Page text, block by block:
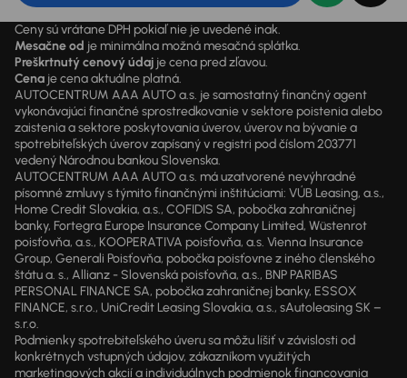
Ceny sú vrátane DPH pokiaľ nie je uvedené inak.
Mesačne od je minimálna možná mesačná splátka.
Preškrtnutý cenový údaj je cena pred zľavou.
Cena je cena aktuálne platná.
AUTOCENTRUM AAA AUTO a.s. je samostatný finančný agent
vykonávajúci finančné sprostredkovanie v sektore poistenia alebo
zaistenia a sektore poskytovania úverov, úverov na bývanie a
spotrebiteľských úverov zapísaný v registri pod číslom 203771
vedený Národnou bankou Slovenska.
AUTOCENTRUM AAA AUTO a.s. má uzatvorené nevýhradné
písomné zmluvy s týmito finančnými inštitúciami: VÚB Leasing, a.s.,
Home Credit Slovakia, a.s., COFIDIS SA, pobočka zahraničnej
banky, Fortegra Europe Insurance Company Limited, Wüstenrot
poisťovňa, a.s., KOOPERATIVA poisťovňa, a.s. Vienna Insurance
Group, Generali Poisťovňa, pobočka poisťovne z iného členského
štátu a. s., Allianz - Slovenská poisťovňa, a.s., BNP PARIBAS
PERSONAL FINANCE SA, pobočka zahraničnej banky, ESSOX
FINANCE, s.r.o., UniCredit Leasing Slovakia, a.s., sAutoleasing SK –
s.r.o.
Podmienky spotrebiteľského úveru sa môžu líšiť v závislosti od
konkrétnych vstupných údajov, zákazníkom využitých
marketingových akcií a individuálnych podmienok financovania